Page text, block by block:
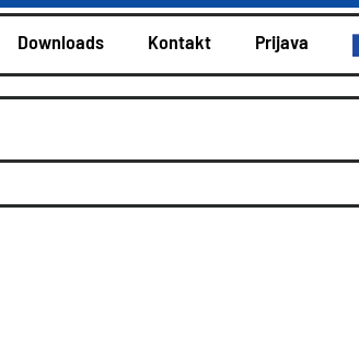
Downloads Kontakt Prijava